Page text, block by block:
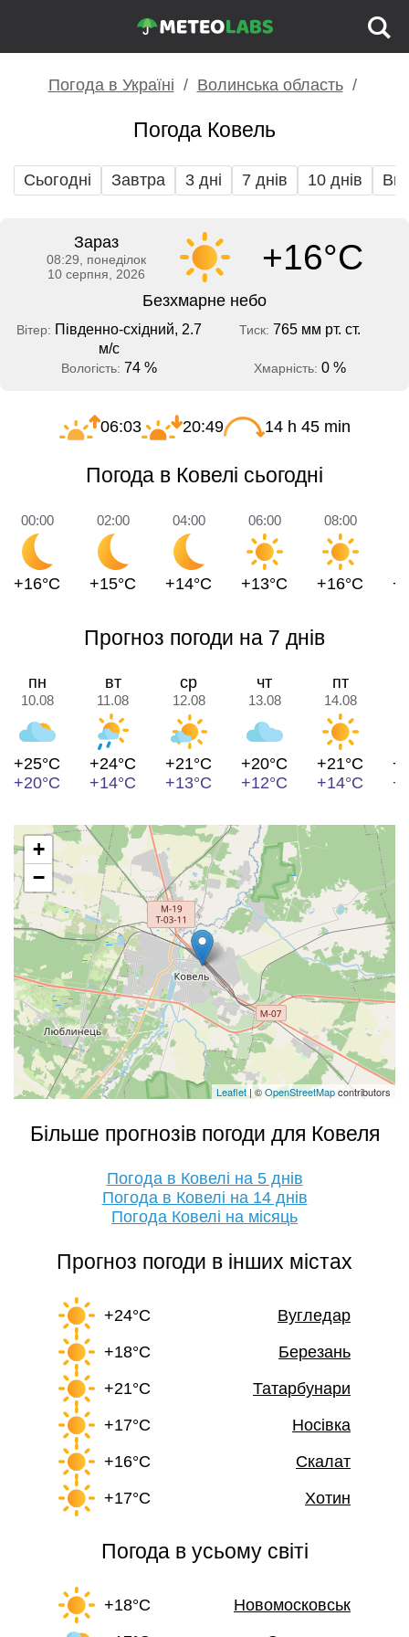
Погода в Україні Волинська область
Погода Ковель
Сьогодні Завтра 3 дні 7 днів 10 днів
Зараз
08:29, понеділок
10 серпня, 2026
+16°C
Безхмарне небо
Вітер: Південно-східний, 2.7
м/с
Тиск: 765 мм рт. ст.
Вологість: 74 % Хмарність: 0 %
06:03 20:49 14 h 45 min
Погода в Ковелі сьогодні
00:00
+16°C
02:00
+15°C
04:00
+14°C
06:00
+13°C
08:00
+16°C
Прогноз погоди на 7 днів
пн
10.08
+25°C
+20°C
вт
11.08
+24°C
+14°C
ср
12.08
+21°C
+13°C
чт
13.08
+20°C
+12°C
пт
14.08
+21°C
+14°C
+
−
Leaflet | ©OpenStreetMapcontributors
Більше прогнозів погоди для Ковеля
Погода в Ковелі на 5 днів
Погода в Ковелі на 14 днів
Погода Ковелі на місяць
Прогноз погоди в інших містах
+24°C
Вугледар
+18°C
Березань
+21°C
Татарбунари
+17°C
Носівка
+16°C
Скалат
+17°C
Хотин
Погода в усьому світі
+18°C
Новомосковськ